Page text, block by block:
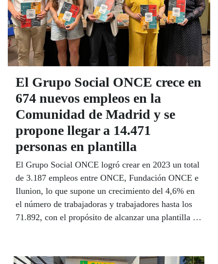
El Grupo Social ONCE crece en
674 nuevos empleos en la
Comunidad de Madrid y se
propone llegar a 14.471
personas en plantilla
El Grupo Social ONCE logró crear en 2023 un total
de 3.187 empleos entre ONCE, Fundación ONCE e
Ilunion, lo que supone un crecimiento del 4,6% en
el número de trabajadoras y trabajadores hasta los
71.892, con el propósito de alcanzar una plantilla de
empleados, hasta llegar a 14.471 y se repartieron